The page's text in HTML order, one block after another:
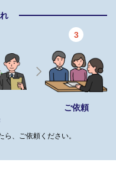
3
ご依頼
、ご依頼ください。